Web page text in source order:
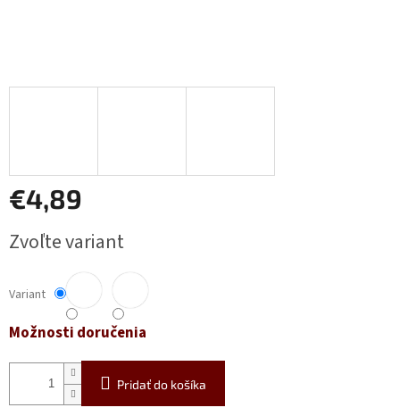
€4,89
cena:
Zvoľte variant
Variant
Možnosti doručenia
Pridať do košíka